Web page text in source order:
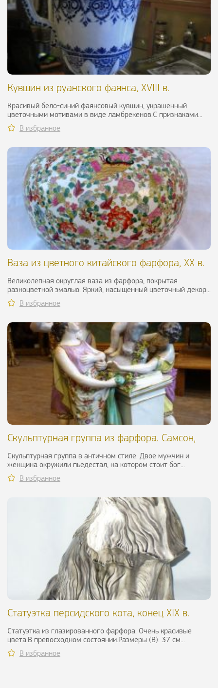
Кувшин из руанского фаянса, XVIII в.
Красивый бело-синий фаянсовый кувшин, украшенный
цветочными мотивами в виде ламбрекенов.С признаками...
В избранное
Ваза из цветного китайского фарфора, ХХ в.
Великолепная округлая ваза из фарфора, покрытая
разноцветной эмалью. Яркий, насыщенный цветочный декор...
В избранное
Скульптурная группа из фарфора. Самсон,
Скульптурная группа в античном стиле. Двое мужчин и
женщина окружили пьедестал, на котором стоит бог...
В избранное
Статуэтка персидского кота, конец XIX в.
Статуэтка из глазированного фарфора. Очень красивые
цвета.В превосходном состоянии.Размеры (В): 37 см...
В избранное